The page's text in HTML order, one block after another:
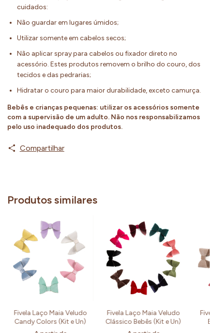
cuidados:
Não guardar em lugares úmidos;
Utilizar somente em cabelos secos;
Não aplicar spray para cabelos ou fixador direto no
acessório. Estes produtos removem o brilho do couro, dos
tecidos e das pedrarias;
Hidratar o couro para maior durabilidade, exceto camurça.
Bebês e crianças pequenas: utilizar os acessórios somente
com a supervisão de um adulto. Não nos responsabilizamos
pelo uso inadequado dos produtos.
Compartilhar
Produtos similares
Fivela Laço Maia Veludo
Candy Colors (Kit e Un)
Fivela Laço Maia Veludo
Clássico Bebês (Kit e Un)